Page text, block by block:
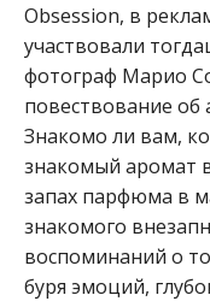
Obsession, в
участвовали
фотограф Марио
повествование об
Знакомо ли вам,
знакомый аромат
запах парфюма в
знакомого
воспоминаний о
буря эмоций,